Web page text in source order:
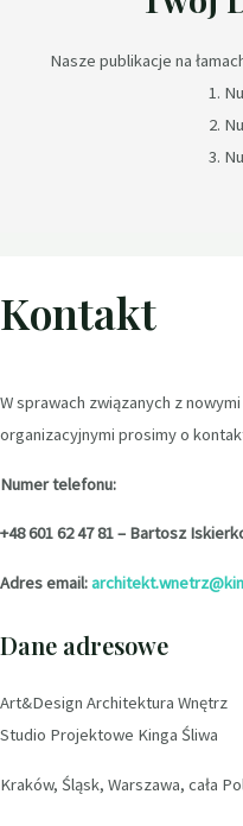
Nasze publikacje na
1.
2.
3.
Kontakt
W sprawach związanych z
organizacyjnymi prosimy o
Numer telefonu:
+48 601 62 47 81 – Bartosz
Adres email:
Dane adresowe
Art&Design Architektura Wnętrz
Studio Projektowe Kinga Śliwa
Kraków, Śląsk, Warszawa, cała